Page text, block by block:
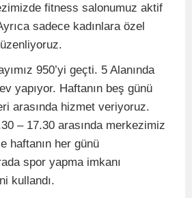
fitness salonumuz aktif
sadece kadınlara özel
950’yi geçti. 5 Alanında
yapıyor. Haftanın beş günü
arasında hizmet veriyoruz.
– 17.30 arasında merkezimiz
haftanın her günü
spor yapma imkanı
kullandı.